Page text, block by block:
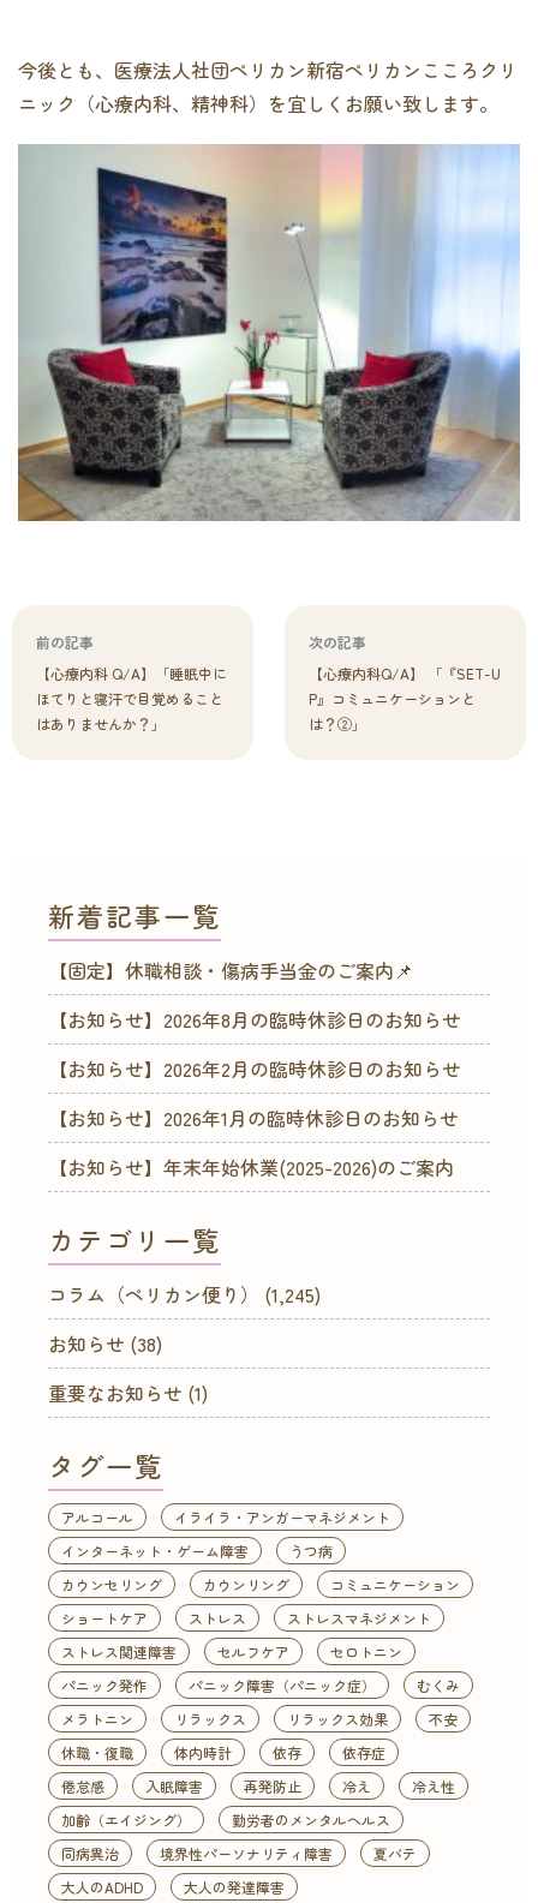
今後とも、医療法人社団ペリカン新宿ペリカンこころクリ
ニック（心療内科、精神科）を宜しくお願い致します。
前の記事
【心療内科 Q/A】「睡眠中に
ほてりと寝汗で目覚めること
はありませんか？」
次の記事
【心療内科Q/A】 「『SET-U
P』コミュニケーションと
は？②」
新着記事一覧
【固定】休職相談・傷病手当金のご案内📌
【お知らせ】2026年8月の臨時休診日のお知らせ
【お知らせ】2026年2月の臨時休診日のお知らせ
【お知らせ】2026年1月の臨時休診日のお知らせ
【お知らせ】年末年始休業(2025-2026)のご案内
カテゴリ一覧
コラム（ペリカン便り）
(1,245)
お知らせ (38)
重要なお知らせ (1)
タグ一覧
アルコール
イライラ・アンガーマネジメント
インターネット・ゲーム障害
うつ病
カウンセリング
カウンリング
コミュニケーション
ショートケア
ストレス
ストレスマネジメント
ストレス関連障害
セルフケア
セロトニン
パニック発作
パニック障害（パニック症）
むくみ
メラトニン
リラックス リラックス効果
不安
休職・復職
体内時計 依存
依存症
倦怠感
入眠障害 再発防止 冷え
冷え性
加齢（エイジング）
勤労者のメンタルヘルス
同病異治
境界性パーソナリティ障害
夏バテ
大人のADHD
大人の発達障害